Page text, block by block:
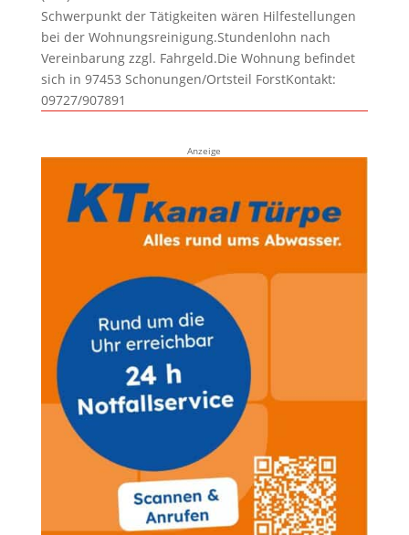
Schwerpunkt der Tätigkeiten wären Hilfestellungen
bei der Wohnungsreinigung.Stundenlohn nach
Vereinbarung zzgl. Fahrgeld.Die Wohnung befindet
sich in 97453 Schonungen/Ortsteil ForstKontakt:
09727/907891
Anzeige